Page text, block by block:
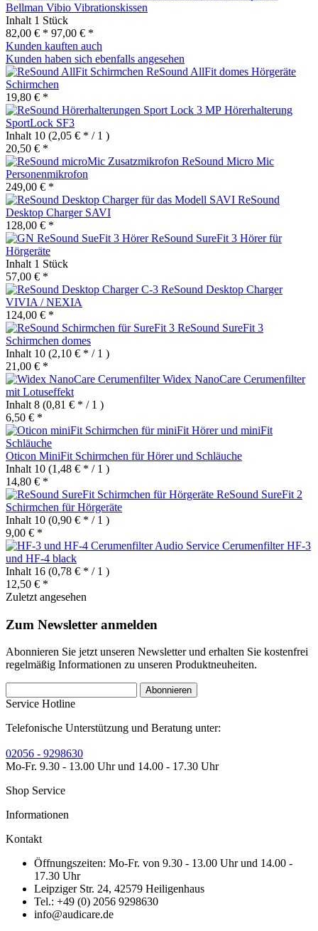
Bellman Vibio Vibrationskissen
Inhalt 1 Stück
82,00 € * 97,00 € *
Kunden kauften auch
Kunden haben sich ebenfalls angesehen
ReSound AllFit domes Hörgeräte
Schirmchen
19,80 € *
Hörerhalterung
SportLock SF3
Inhalt 10 (2,05 € * / 1 )
20,50 € *
ReSound Micro Mic
Personenmikrofon
249,00 € *
ReSound
Desktop Charger SAVI
128,00 € *
ReSound SureFit 3 Hörer für
Hörgeräte
Inhalt 1 Stück
57,00 € *
ReSound Desktop Charger
VIVIA / NEXIA
124,00 € *
ReSound SureFit 3
Schirmchen domes
Inhalt 10 (2,10 € * / 1 )
21,00 € *
Widex NanoCare Cerumenfilter
mit Lotuseffekt
Inhalt 8 (0,81 € * / 1 )
6,50 € *
Oticon MiniFit Schirmchen für Hörer und Schläuche
Inhalt 10 (1,48 € * / 1 )
14,80 € *
ReSound SureFit 2
Schirmchen für Hörgeräte
Inhalt 10 (0,90 € * / 1 )
9,00 € *
Audio Service Cerumenfilter HF-3
und HF-4 black
Inhalt 16 (0,78 € * / 1 )
12,50 € *
Zuletzt angesehen
Zum Newsletter anmelden
Abonnieren Sie jetzt unseren Newsletter und erhalten Sie kostenfrei
regelmäßig Informationen zu unseren Produktneuheiten.
Abonnieren
Service Hotline
Telefonische Unterstützung und Beratung unter:
02056 - 9298630
Mo-Fr. 9.30 - 13.00 Uhr und 14.00 - 17.30 Uhr
Shop Service
Informationen
Kontakt
Öffnungszeiten: Mo-Fr. von 9.30 - 13.00 Uhr und 14.00 -
17.30 Uhr
Leipziger Str. 24, 42579 Heiligenhaus
Tel.: +49 (0) 2056 9298630
info@audicare.de